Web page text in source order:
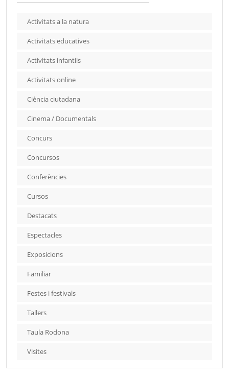
Activitats a la natura
Activitats educatives
Activitats infantils
Activitats online
Ciència ciutadana
Cinema / Documentals
Concurs
Concursos
Conferències
Cursos
Destacats
Espectacles
Exposicions
Familiar
Festes i festivals
Tallers
Taula Rodona
Visites